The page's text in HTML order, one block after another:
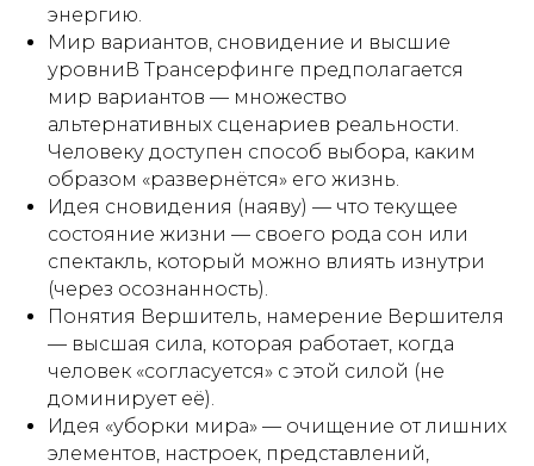
энергию.
Мир вариантов, сновидение и высшие
уровниВ Трансерфинге предполагается
мир вариантов — множество
альтернативных сценариев реальности.
Человеку доступен способ выбора, каким
образом «развернётся» его жизнь.
Идея сновидения (наяву) — что текущее
состояние жизни — своего рода сон или
спектакль, который можно влиять изнутри
(через осознанность).
Понятия Вершитель, намерение Вершителя
— высшая сила, которая работает, когда
человек «согласуется» с этой силой (не
доминирует её).
Идея «уборки мира» — очищение от лишних
элементов, настроек, представлений,